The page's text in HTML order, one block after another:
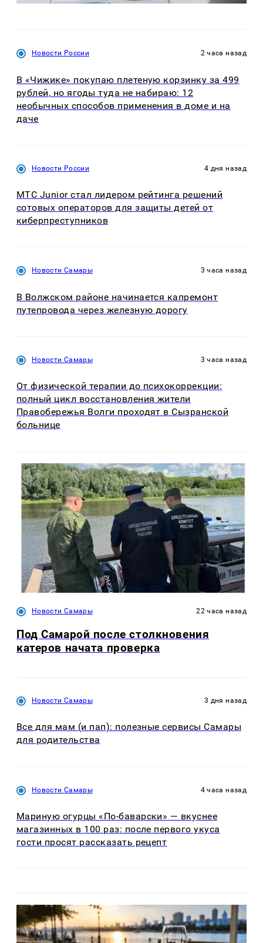
Новости России 2 часа назад
В «Чижике» покупаю плетеную корзинку за 499
рублей, но ягоды туда не набираю: 12
необычных способов применения в доме и на
даче
Новости России 4 дня назад
МТС Junior стал лидером рейтинга решений
сотовых операторов для защиты детей от
киберпреступников
Новости Самары 3 часа назад
В Волжском районе начинается капремонт
путепровода через железную дорогу
Новости Самары 3 часа назад
От физической терапии до психокоррекции:
полный цикл восстановления жители
Правобережья Волги проходят в Сызранской
больнице
Новости Самары 22 часа назад
Под Самарой после столкновения
катеров начата проверка
Новости Самары 3 дня назад
Все для мам (и пап): полезные сервисы Самары
для родительства
Новости Самары 4 часа назад
Мариную огурцы «По-баварски» — вкуснее
магазинных в 100 раз: после первого укуса
гости просят рассказать рецепт